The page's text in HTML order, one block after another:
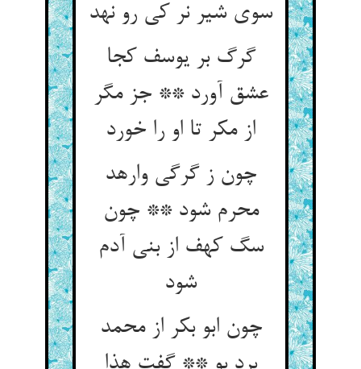
سوی شیر نر کی رو نهد
گرگ بر یوسف کجا
عشق آورد ** جز مگر
از مکر تا او را خورد
چون ز گرگی وارهد
محرم شود ** چون
سگ کهف از بنی آدم
شود
چون ابو بکر از محمد